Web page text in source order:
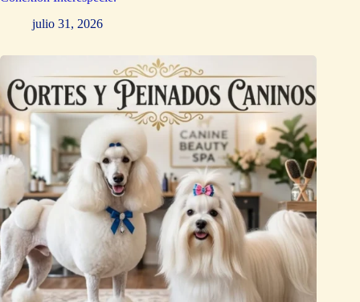
julio 31, 2026